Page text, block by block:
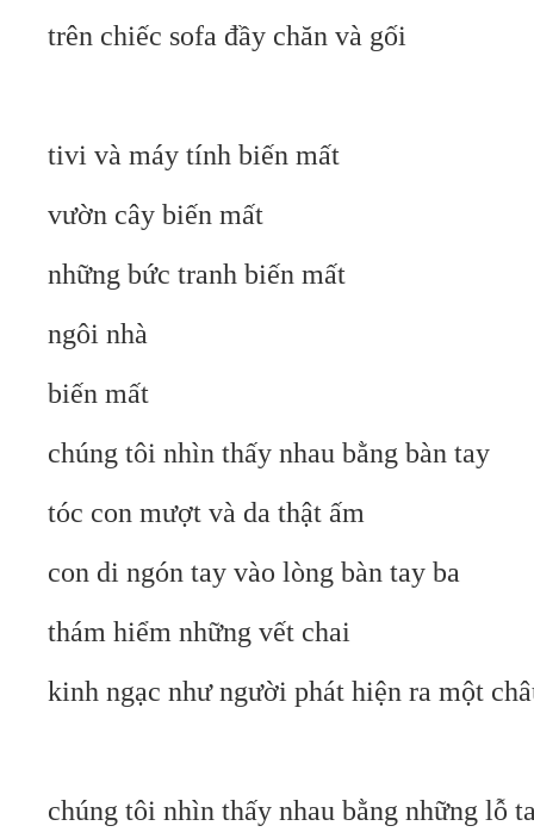
trên chiếc sofa đầy chăn và gối
tivi và máy tính biến mất
vườn cây biến mất
những bức tranh biến mất
ngôi nhà
biến mất
chúng tôi nhìn thấy nhau bằng bàn tay
tóc con mượt và da thật ấm
con di ngón tay vào lòng bàn tay ba
thám hiểm những vết chai
kinh ngạc như người phát hiện ra một
chúng tôi nhìn thấy nhau bằng những lỗ